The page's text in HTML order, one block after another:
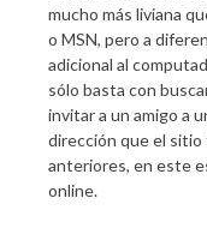
mucho más liviana
o MSN, pero a
adicional al
sólo basta con
invitar a un amigo a
dirección que el
anteriores, en este
online.